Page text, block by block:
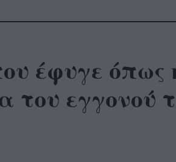
έφυγε όπως
του εγγονού